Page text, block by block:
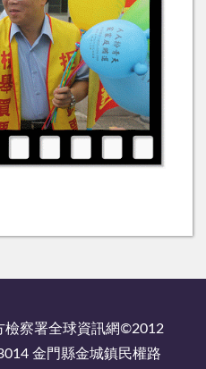
檢察署全球資訊網©2012
金門縣金城鎮民權路